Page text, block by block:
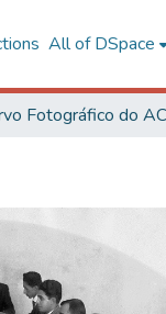
All of DSpace